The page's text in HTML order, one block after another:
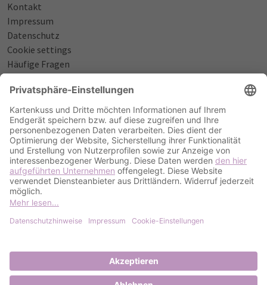
Kontakt
Impressum
Datenschutz
Cookie settings
Häufige Fragen
NÜTZLICHES
Sprüche zur Geburt
Einladungstexte zum Geburtstag
Einladungstexte zur Silberhochzeit
Qualität & Umschläge
Bestellablauf
ZAHLUNGSOPTIONEN
Kreditkarte